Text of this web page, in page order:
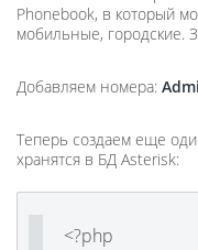
Phonebook, в который
мобильные, городские.
Добавляем номера:
Теперь создаем еще
хранятся в БД Asterisk:
<?php